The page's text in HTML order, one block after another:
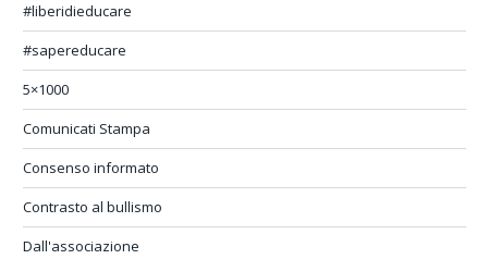
#liberidieducare
#sapereducare
5×1000
Comunicati Stampa
Consenso informato
Contrasto al bullismo
Dall'associazione